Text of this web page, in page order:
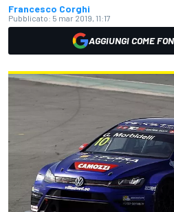
Francesco Corghi
Pubblicato: 5 mar 2019, 11:17
AGGIUNGI COME